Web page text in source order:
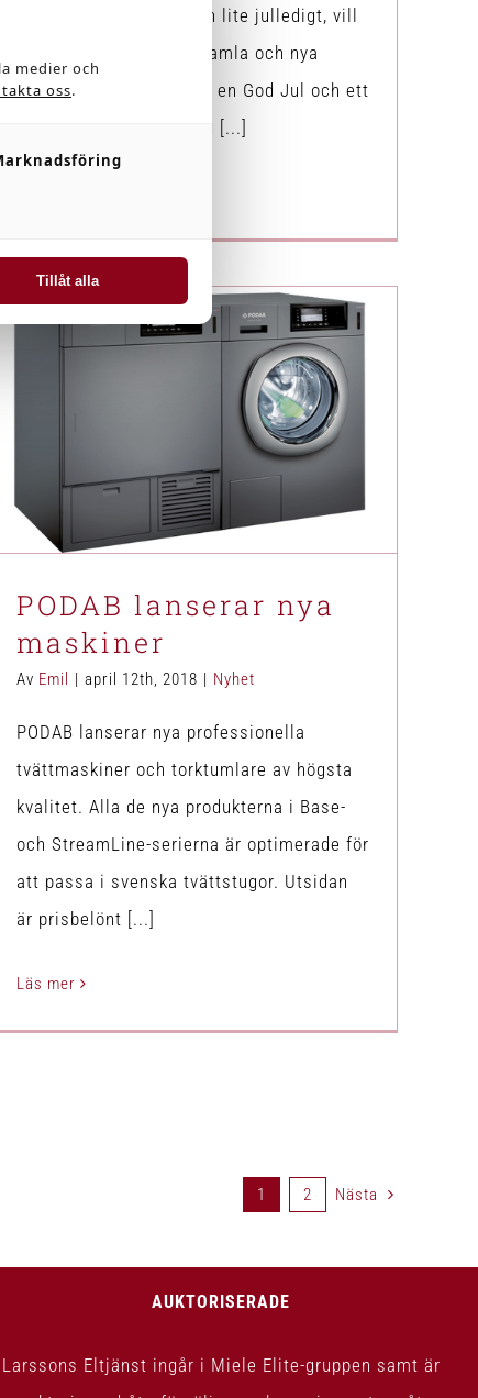
Såhär sista dagen innan lite julledigt, vill
vi passa på att önska gamla och nya
kunder och leverantörer en God Jul och ett
Gott Nytt År! Vi är igång [...]
PODAB lanserar nya maskiner
Nyhet
PODAB lanserar nya
maskiner
Av Emil | april 12th, 2018 | Nyhet
PODAB lanserar nya professionella
tvättmaskiner och torktumlare av högsta
kvalitet. Alla de nya produkterna i Base-
och StreamLine-serierna är optimerade för
att passa i svenska tvättstugor. Utsidan
är prisbelönt [...]
Läs mer
1 2 Nästa
AUKTORISERADE
Larssons Eltjänst ingår i Miele Elite-gruppen samt är
medier och
oss.
Tillåt alla